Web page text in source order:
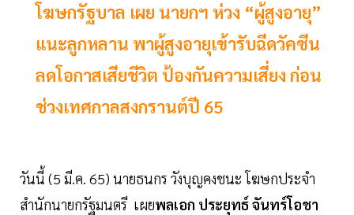
โฆษกรัฐบาล เผย นายกฯ ห่วง “ผู้สูงอายุ”
แนะลูกหลาน พาผู้สูงอายุเข้ารับฉีดวัคซีน
ลดโอกาสเสียชีวิต ป้องกันความเสี่ยง ก่อน
ช่วงเทศกาลสงกรานต์ปี 65
วันนี้ (5 มี.ค. 65) นายธนกร วังบุญคงชนะ โฆษกประจำ
สำนักนายกรัฐมนตรี เผยพลเอก ประยุทธ์ จันทร์โอชา